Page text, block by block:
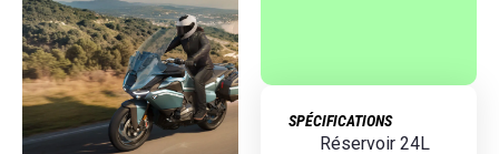
SPÉCIFICATIONS
Réservoir 24L